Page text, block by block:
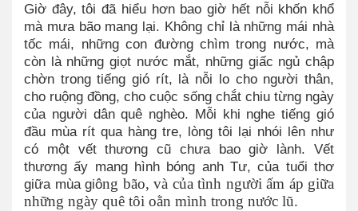
Giờ đây, tôi đã hiểu hơn bao giờ hết nỗi khốn khổ
mà mưa bão mang lại. Không chỉ là những mái nhà
tốc mái, những con đường chìm trong nước, mà
còn là những giọt nước mắt, những giấc ngủ chập
chờn trong tiếng gió rít, là nỗi lo cho người thân,
cho ruộng đồng, cho cuộc sống chắt chiu từng ngày
của người dân quê nghèo. Mỗi khi nghe tiếng gió
đầu mùa rít qua hàng tre, lòng tôi lại nhói lên như
có một vết thương cũ chưa bao giờ lành. Vết
thương ấy mang hình bóng anh Tư, của tuổi thơ
giữa mùa giông bão, và của tình người ấm áp giữa
những ngày quê tôi oằn mình trong nước lũ.